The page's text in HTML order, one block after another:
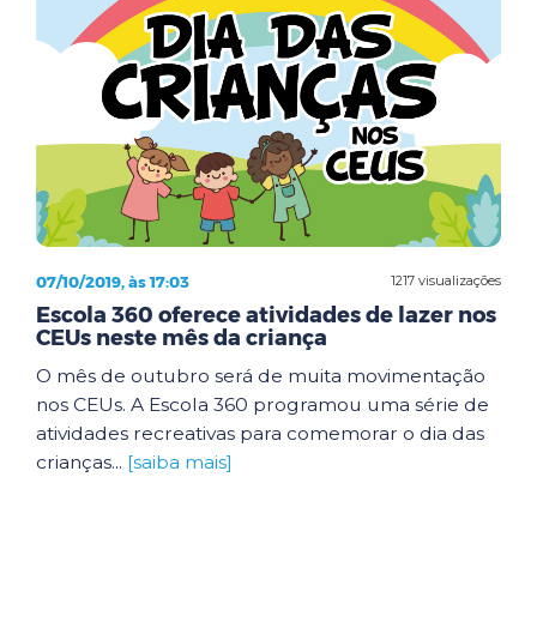
1217 visualizações
07/10/2019, às 17:03
Escola 360 oferece atividades de lazer nos
CEUs neste mês da criança
O mês de outubro será de muita movimentação
nos CEUs. A Escola 360 programou uma série de
atividades recreativas para comemorar o dia das
crianças... [saiba mais]